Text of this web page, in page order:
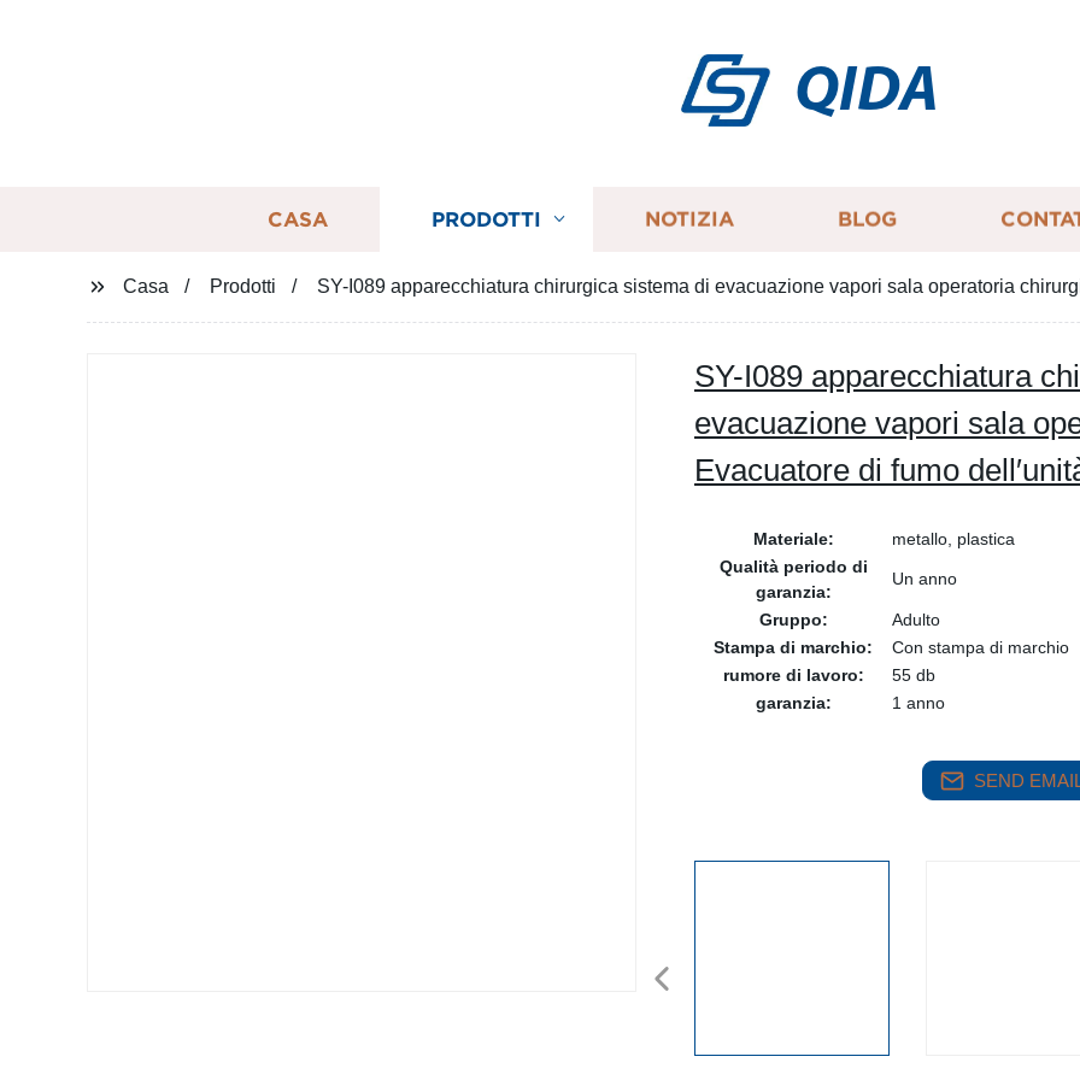
QIDA
CASA PRODOTTI NOTIZIA BLOG
Casa Prodotti SY-I089 apparecchiatura chirurgica sistema di evacuazione vapori sala operatoria
SY-I089 apparecchiatura
evacuazione vapori sala
Evacuatore di fumo
Materiale:
metallo, plastica
Qualità periodo di
garanzia:
Un anno
Gruppo:
Adulto
Stampa di marchio:
Con stampa di marchio
rumore di lavoro:
55 db
garanzia:
1 anno
SEND